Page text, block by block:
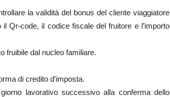
la validità del bonus del cliente viaggiatore
Qr-code, il codice fiscale del fruitore e l’importo
fruibile dal nucleo familiare.
di credito d’imposta.
lavorativo successivo alla conferma dello